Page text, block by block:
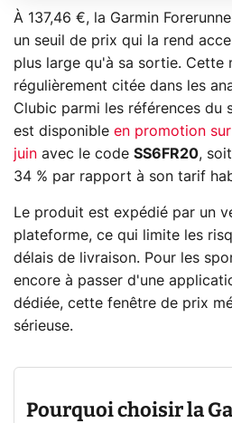
À 137,46 €, la Garmin
un seuil de prix qui la rend
plus large qu'à sa sortie. Cette
régulièrement citée dans les
Clubic parmi les références du
est disponible en promotion
juin avec le code SS6FR20,
34 % par rapport à son tarif
Le produit est expédié par un
plateforme, ce qui limite les
délais de livraison. Pour les
encore à passer d'une
dédiée, cette fenêtre de prix
sérieuse.
Pourquoi choisir la